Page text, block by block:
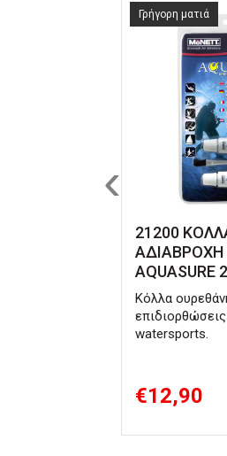
21200
ΑΔΙΑΒΡΟΧΗ
AQUASURE
Κόλλα
watersports.
€12,90
Γρήγορη ματιά
‹